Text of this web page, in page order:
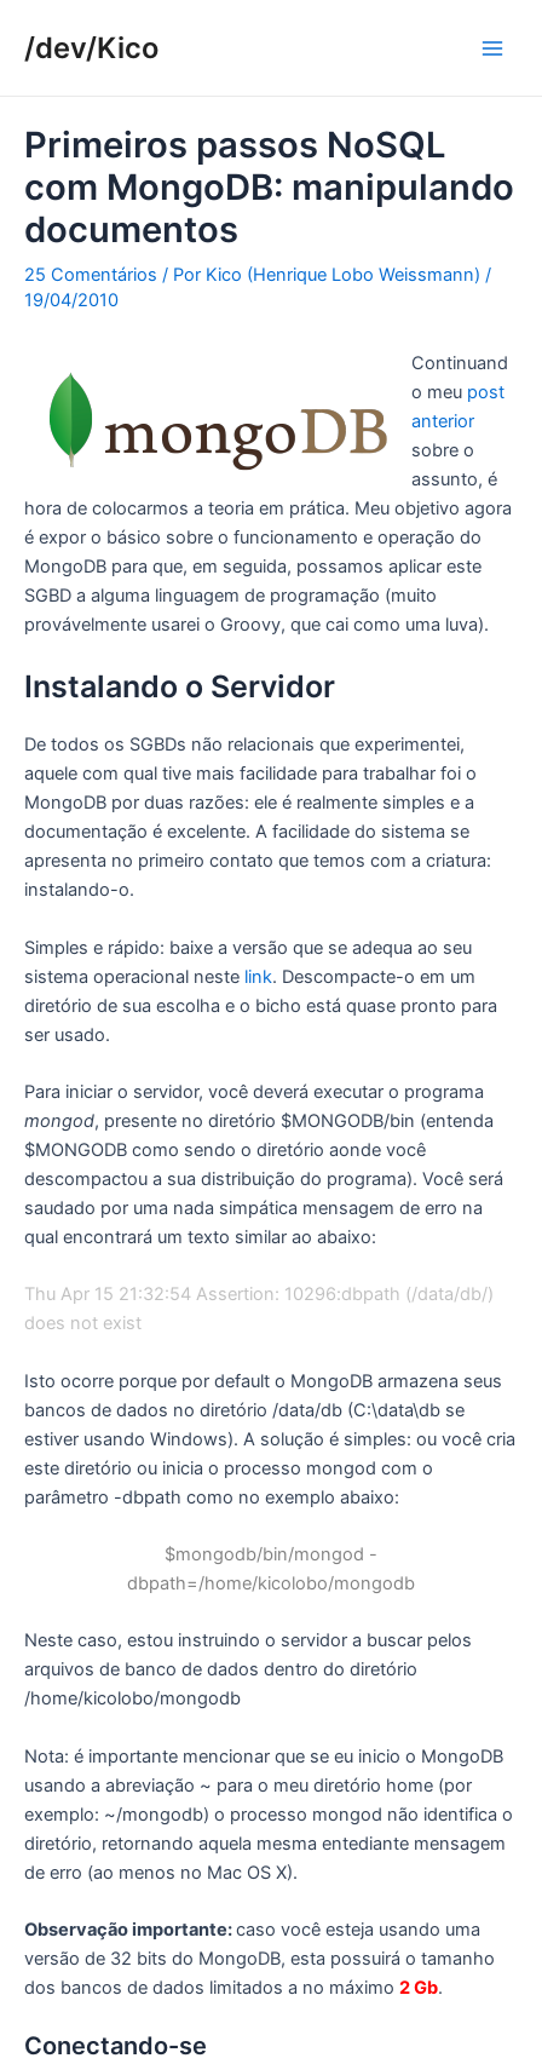
para/dev/Kico
Primeiros passos NoSQL
com MongoDB: manipulando
documentos
25 Comentários / Por Kico (Henrique Lobo Weissmann) /
19/04/2010
Continuand
o meu post
anterior
sobre o
assunto, é
hora de colocarmos a teoria em prática. Meu objetivo agora
é expor o básico sobre o funcionamento e operação do
MongoDB para que, em seguida, possamos aplicar este
SGBD a alguma linguagem de programação (muito
provávelmente usarei o Groovy, que cai como uma luva).
Instalando o Servidor
De todos os SGBDs não relacionais que experimentei,
aquele com qual tive mais facilidade para trabalhar foi o
MongoDB por duas razões: ele é realmente simples e a
documentação é excelente. A facilidade do sistema se
apresenta no primeiro contato que temos com a criatura:
instalando-o.
Simples e rápido: baixe a versão que se adequa ao seu
sistema operacional neste link. Descompacte-o em um
diretório de sua escolha e o bicho está quase pronto para
ser usado.
Para iniciar o servidor, você deverá executar o programa
mongod, presente no diretório $MONGODB/bin (entenda
$MONGODB como sendo o diretório aonde você
descompactou a sua distribuição do programa). Você será
saudado por uma nada simpática mensagem de erro na
qual encontrará um texto similar ao abaixo:
Thu Apr 15 21:32:54 Assertion: 10296:dbpath (/data/db/)
does not exist
Isto ocorre porque por default o MongoDB armazena seus
bancos de dados no diretório /data/db (C:\data\db se
estiver usando Windows). A solução é simples: ou você cria
este diretório ou inicia o processo mongod com o
parâmetro -dbpath como no exemplo abaixo:
$mongodb/bin/mongod -
dbpath=/home/kicolobo/mongodb
Neste caso, estou instruindo o servidor a buscar pelos
arquivos de banco de dados dentro do diretório
/home/kicolobo/mongodb
Nota: é importante mencionar que se eu inicio o MongoDB
usando a abreviação ~ para o meu diretório home (por
exemplo: ~/mongodb) o processo mongod não identifica o
diretório, retornando aquela mesma entediante mensagem
de erro (ao menos no Mac OS X).
Observação importante:caso você esteja usando uma
versão de 32 bits do MongoDB, esta possuirá o tamanho
dos bancos de dados limitados a no máximo 2 Gb.
Conectando-se